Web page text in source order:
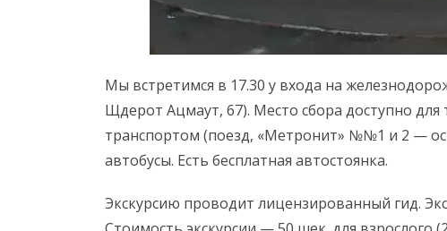
Мы встретимся в 17.30 у входа на
Щдерот Ацмаут, 67). Место сбора доступно
транспортом (поезд, «Метронит» №№1 и 2 —
автобусы. Есть бесплатная автостоянка.
Экскурсию проводит лицензированный гид.